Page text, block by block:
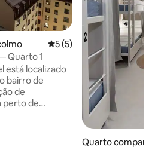
5 de uma avaliação média
5 (5)
Quarto 1
está localizado
bairro de
de
perto de
Quarto